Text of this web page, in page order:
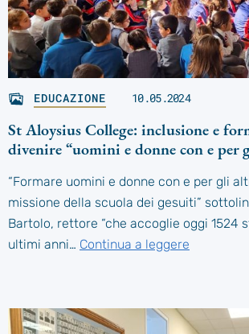
EDUCAZIONE 10.05.2024
St Aloysius College: inclusione e
divenire “uomini e donne con e per
“Formare uomini e donne con e per gli
missione della scuola dei gesuiti”
Bartolo, rettore “che accoglie oggi 1524
ultimi anni… Continua a leggere